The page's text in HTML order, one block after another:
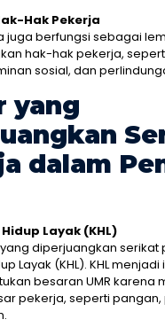
Hak Pekerja
juga berfungsi sebagai
hak-hak pekerja,
sosial, dan
yang
dalam
Layak (KHL)
diperjuangkan
Layak (KHL). KHL
besaran UMR karena
pekerja, seperti